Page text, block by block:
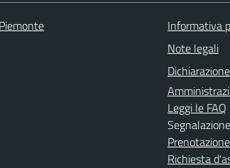
Informativa
Note legali
Leggi le FAQ
Richiesta